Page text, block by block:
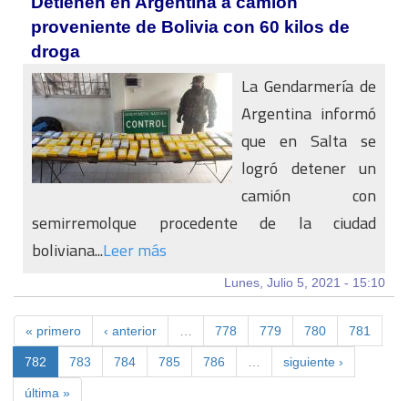
proveniente de Bolivia con 60 kilos de
droga
La Gendarmería de
Argentina informó
que en Salta se
logró detener un
camión con
semirremolque procedente de la ciudad
boliviana...Leer más
Lunes, Julio 5, 2021 - 15:10
« primero ‹ anterior 778 779 780 781
782 783 784 785 786 siguiente ›
última »